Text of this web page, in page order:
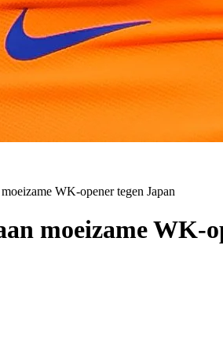
WK-opener tegen Japan
moeizame WK-